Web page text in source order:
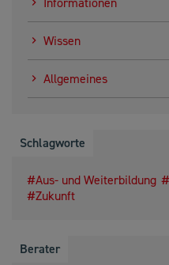
Wissen
Allgemeines
Schlagworte
Aus- und Weiterbildung
Zukunft
Berater